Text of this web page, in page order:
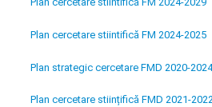
Plan cercetare stiintifică FM 2024-2025
Plan strategic cercetare FMD 2020-2024
Plan cercetare stiințifică FMD 2021-